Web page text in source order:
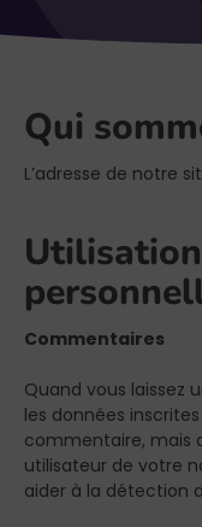
Qui
L’adresse de notre
Commentaires
Quand vous laissez
les données
commentaire, mais
utilisateur de votre
aider à la détection